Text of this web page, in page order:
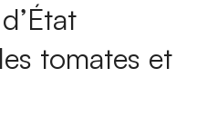
tomates et